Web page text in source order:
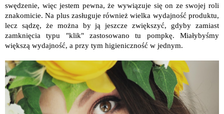
swędzenie, więc jestem pewna, że wywiązuje się on ze swojej roli
znakomicie. Na plus zasługuje również wielka wydajność produktu,
lecz sądzę, że można by ją jeszcze zwiększyć, gdyby zamiast
zamknięcia typu "klik" zastosowano tu pompkę. Miałybyśmy
większą wydajność, a przy tym higieniczność w jednym.